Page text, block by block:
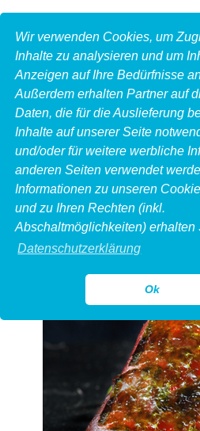
Wir verwenden Cookies, um
Inhalte zu analysieren und um
Anzeigen auf Ihre Bedürfnisse
Außerdem erhalten Partner auf
Daten, die für die Auslieferung
Inhalte auf unserer Seite
und/oder für weitere werbliche
anderen Seiten verwendet
Informationen zu unseren
und zu Ihren Rechten (inkl.
Abschaltmöglichkeiten) erhalten
Datenschutzerklärung
Ok